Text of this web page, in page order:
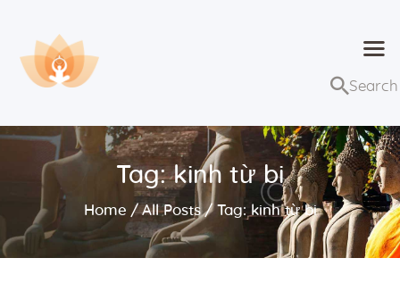
Tag: kinh từ bi
Home All Posts Tag: kinh từ bi
Trang chủ
Bài giảng
Lớp học và sự kiện
Về Dhammaduta